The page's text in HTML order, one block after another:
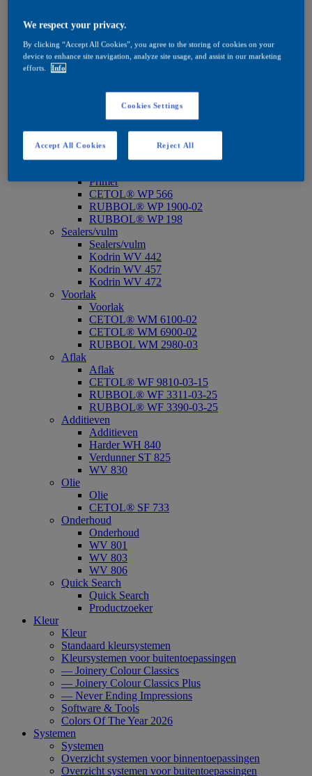
Beitsproducten
Beitsproducten
Watergedragen
Oplosmiddelhoudend
Quick Search
Productzoeker
Impregneren
Impregneren
CETOL® WP 567 BPD*
Primer
CETOL® WP 566
RUBBOL® WP 1900-02
RUBBOL® WP 198
Sealers/vulm
Sealers/vulm
Kodrin WV 442
Kodrin WV 457
Kodrin WV 472
Voorlak
Voorlak
CETOL® WM 6100-02
CETOL® WM 6900-02
RUBBOL WM 2980-03
Aflak
Aflak
CETOL® WF 9810-03-15
RUBBOL® WF 3311-03-25
RUBBOL® WF 3390-03-25
Additieven
Additieven
Harder WH 840
Verdunner ST 825
WV 830
Olie
Olie
CETOL® SF 733
Onderhoud
Onderhoud
WV 801
WV 803
WV 806
Quick Search
Quick Search
Productzoeker
Kleur
Kleur
Standaard kleursystemen
Kleursystemen voor buitentoepassingen
— Joinery Colour Classics
— Joinery Colour Classics Plus
— Never Ending Impressions
Software & Tools
Colors Of The Year 2026
Systemen
Systemen
Overzicht systemen voor binnentoepassingen
Overzicht systemen voor buitentoepassingen
We respect your privacy.
By clicking “Accept All Cookies”, you agree to the storing of cookies on your
device to enhance site navigation, analyze site usage, and assist in our marketing
efforts.
Info
Cookies Settings
Reject All
Accept All Cookies